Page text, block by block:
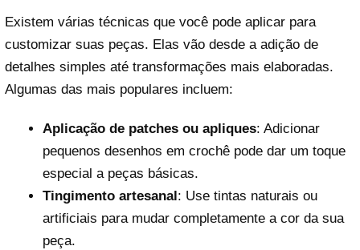
Existem várias técnicas que você pode aplicar para
customizar suas peças. Elas vão desde a adição de
detalhes simples até transformações mais elaboradas.
Algumas das mais populares incluem:
Aplicação de patches ou apliques: Adicionar
pequenos desenhos em crochê pode dar um toque
especial a peças básicas.
Tingimento artesanal: Use tintas naturais ou
artificiais para mudar completamente a cor da sua
peça.